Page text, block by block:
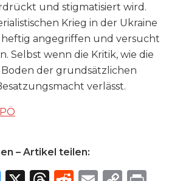
und stigmatisiert wird.
Krieg in der Ukraine
angegriffen und versucht
Selbst wenn die Kritik, wie die
der grundsätzlichen
verlässt.
– Artikel teilen: